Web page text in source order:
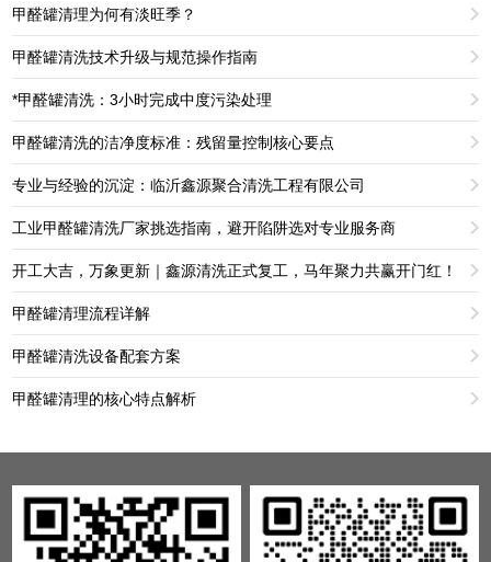
甲醛罐清理为何有淡旺季？
甲醛罐清洗技术升级与规范操作指南
*甲醛罐清洗：3小时完成中度污染处理
甲醛罐清洗的洁净度标准：残留量控制核心要点
专业与经验的沉淀：临沂鑫源聚合清洗工程有限公司
工业甲醛罐清洗厂家挑选指南，避开陷阱选对专业服务商
开工大吉，万象更新｜鑫源清洗正式复工，马年聚力共赢开门红！
甲醛罐清理流程详解
甲醛罐清洗设备配套方案
甲醛罐清理的核心特点解析